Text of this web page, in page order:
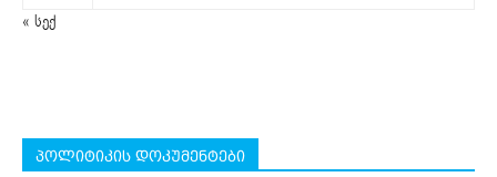
« სექ
პოლიტიკის დოკუმენტები